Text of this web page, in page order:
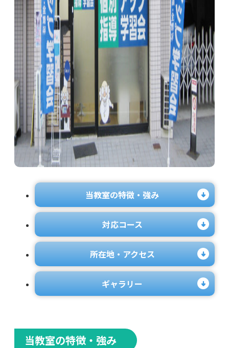
当教室の特徴・強み
対応コース
所在地・アクセス
ギャラリー
当教室の特徴・強み